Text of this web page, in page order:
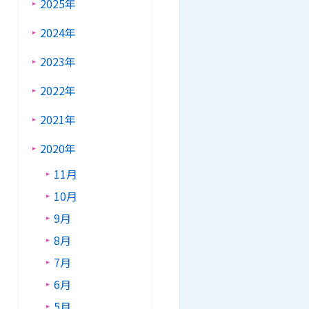
2025年
2024年
2023年
2022年
2021年
2020年
11月
10月
9月
8月
7月
6月